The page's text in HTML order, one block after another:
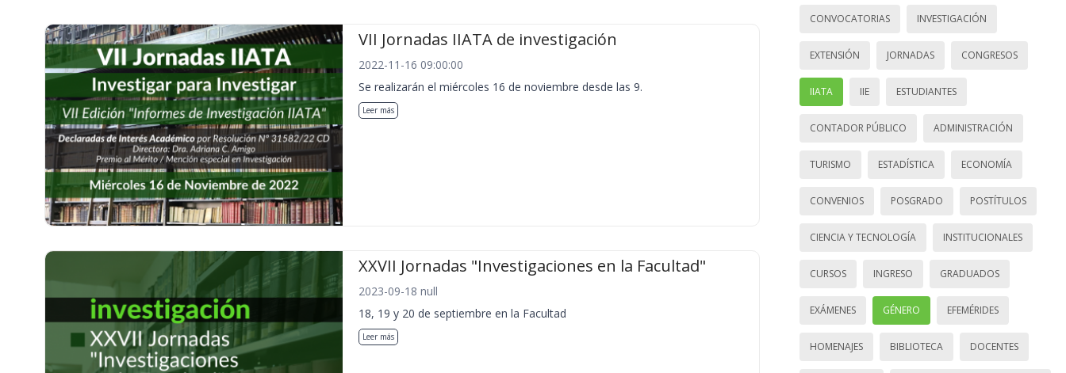
VII Jornadas IIATA de investigación
2022-11-16 09:00:00
Se realizarán el miércoles 16 de noviembre desde las 9.
Leer más
XXVII Jornadas "Investigaciones en la Facultad"
2023-09-18 null
18, 19 y 20 de septiembre en la Facultad
Leer más
CONVOCATORIAS INVESTIGACIÓN
EXTENSIÓN JORNADAS CONGRESOS
IIATA IIE ESTUDIANTES
CONTADOR PÚBLICO ADMINISTRACIÓN
TURISMO ESTADÍSTICA ECONOMÍA
CONVENIOS POSGRADO POSTÍTULOS
CIENCIA Y TECNOLOGÍA INSTITUCIONALES
CURSOS INGRESO GRADUADOS
EXÁMENES GÉNERO EFEMÉRIDES
HOMENAJES BIBLIOTECA DOCENTES